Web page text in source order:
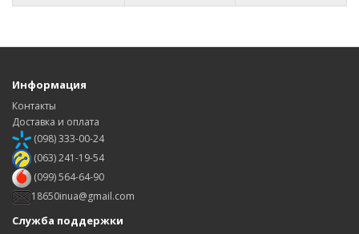
Информация
Контакты
Доставка и оплата
(098) 333-00-24
(063) 241-19-54
(099) 564-64-90
18650inua@gmail.com
Служба поддержки